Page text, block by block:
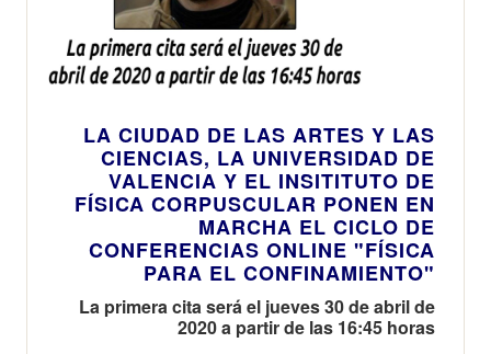
LA CIUDAD DE LAS ARTES Y LAS
CIENCIAS, LA UNIVERSIDAD DE
VALENCIA Y EL INSITITUTO DE
FÍSICA CORPUSCULAR PONEN EN
MARCHA EL CICLO DE
CONFERENCIAS ONLINE "FÍSICA
PARA EL CONFINAMIENTO"
La primera cita será el jueves 30 de abril de
2020 a partir de las 16:45 horas